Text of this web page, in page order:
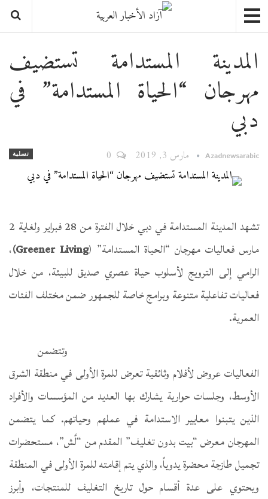
المدينة المستدامة تستضيف
مهرجان “الحياة المستدامة” في
دبي
تسلية Azadnewsarabic مارس 3, 2019
تشهد المدينة المستدامة في دبي خلال الفترة من 28 فبراير ولغاية 2
مارس فعاليات مهرجان “الحياة المستدامة” (Greener Living) ،
الرامي إلى الترويج لأسلوب حياة عصري صديق للبيئة، من خلال
فعاليات تفاعلية متنوعة وبرامج خاصة للجمهور ضمن مختلف الفئات
العمرية.
وتتضمن
الفعاليات عروض لأفلام وثائقية تعرض للمرة الأولى في منطقة الشرق
الأوسط، وجلسات حوارية يشارك بها العديد من المؤسسات والأفراد
الذين يتبنوا معايير الاستدامة في عملهم وحياتهم. كما يتضمن
المهرجان معرض “بيت بدون تغليف” المقدم من “لَّش”، مستحضرات
تجميل طازجة محضرة يدوياً، والذي يتم إقامته للمرة الأولى في المنطقة
ويحتوي على عدة أقسام حول تاريخ التغليف للمنتجات، وأبرز